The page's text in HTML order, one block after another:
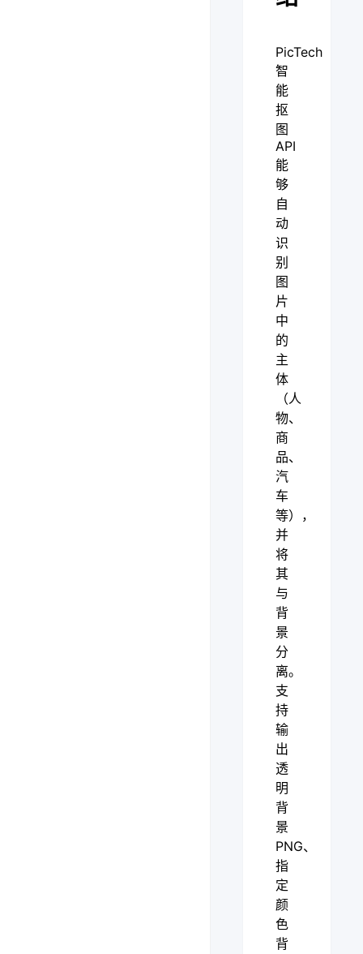
PicTech
智
能
抠
图
API
能
够
自
动
识
别
图
片
中
的
主
体
（人
物、
商
品、
汽
车
等），
并
将
其
与
背
景
分
离。
支
持
输
出
透
明
背
景
PNG、
指
定
颜
色
背